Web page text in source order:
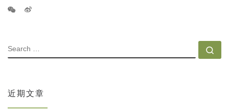
SEARCH
近期文章